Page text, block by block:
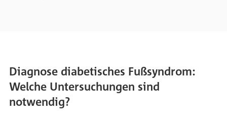
Diagnose diabetisches Fußsyndrom:
Welche Untersuchungen sind
notwendig?